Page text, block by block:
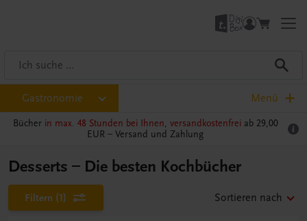
Gastronomie Menü
Bücher in max. 48 Stunden bei Ihnen, versandkostenfrei ab 29,00
EUR – Versand und Zahlung
Desserts – Die besten Kochbücher
Filtern (1) Sortieren nach